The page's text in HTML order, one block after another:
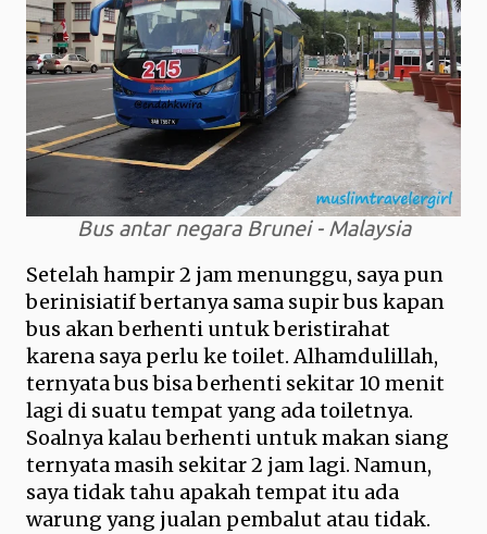
Bus antar negara Brunei - Malaysia
Setelah hampir 2 jam menunggu, saya pun
berinisiatif bertanya sama supir bus kapan
bus akan berhenti untuk beristirahat
karena saya perlu ke toilet. Alhamdulillah,
ternyata bus bisa berhenti sekitar 10 menit
lagi di suatu tempat yang ada toiletnya.
Soalnya kalau berhenti untuk makan siang
ternyata masih sekitar 2 jam lagi. Namun,
saya tidak tahu apakah tempat itu ada
warung yang jualan pembalut atau tidak.